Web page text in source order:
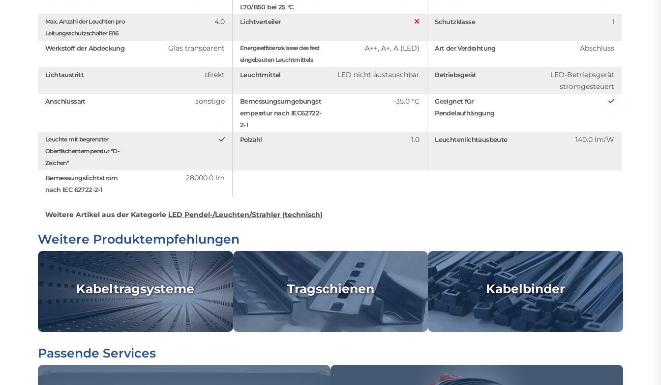
L70/B50 bei 25 °C
Max. Anzahl der Leuchten pro
Leitungsschutzschalter B16
4.0 Lichtverteiler Schutzklasse I
Werkstoff der Abdeckung Glas transparent
Energieeffizienzklasse des fest
eingebauten Leuchtmittels
A++, A+, A (LED) Art der Verdrahtung Abschluss
Lichtaustritt direkt Leuchtmittel LED nicht austauschbar Betriebsgerät
LED-Betriebsgerät
stromgesteuert
Anschlussart sonstige
Bemessungsumgebungst
emperatur nach IEC62722-
2-1
-35.0 °C
Geeignet für
Pendelaufhängung
Leuchte mit begrenzter
Oberflächentemperatur "D-
Zeichen"
Polzahl 1.0 Leuchtenlichtausbeute 140.0 lm/W
Bemessungslichtstrom
nach IEC 62722-2-1
28000.0 lm
Weitere Artikel aus der Kategorie LED Pendel-/Leuchten/Strahler (technisch)
Weitere Produktempfehlungen
Kabeltragsysteme Tragschienen Kabelbinder
Passende Services